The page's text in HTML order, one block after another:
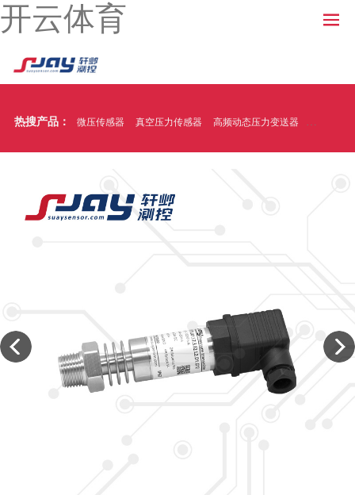
开云体育
热搜产品： 微压传感器 真空压力传感器 高频动态压力变送器 温压一体